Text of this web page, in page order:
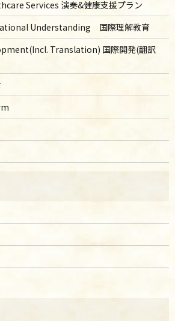
Services 演奏&健康支援プラン
Understanding 国際理解教育
Translation) 国際開発(翻訳